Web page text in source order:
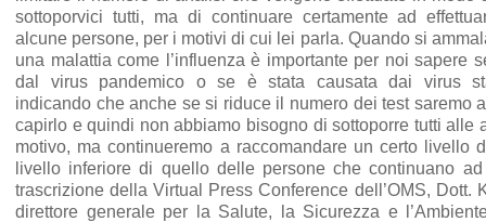
sottoporvici tutti, ma di continuare certamente ad
alcune persone, per i motivi di cui lei parla. Quando si
una malattia come l’influenza è importante per noi sapere
dal virus pandemico o se è stata causata dai virus
indicando che anche se si riduce il numero dei test saremo
capirlo e quindi non abbiamo bisogno di sottoporre tutti alle
motivo, ma continueremo a raccomandare un certo livello
livello inferiore di quello delle persone che continuano
trascrizione della Virtual Press Conference dell’OMS, Dott.
direttore generale per la Salute, la Sicurezza e